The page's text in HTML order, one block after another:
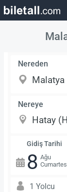
Nereden
Nereye
Gidiş Tarihi
8 Ağu
1 Yolcu